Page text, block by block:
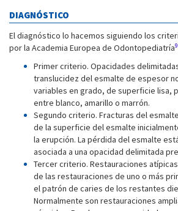
DIAGNÓSTICO
El diagnóstico lo hacemos siguiendo los
por la Academia Europea de Odontopediatría9
Primer criterio. Opacidades
translucidez del esmalte de espesor
variables en grado, de superficie lisa,
entre blanco, amarillo o marrón.
Segundo criterio. Fracturas del
de la superficie del esmalte
la erupción. La pérdida del esmalte
asociada a una opacidad delimitada
Tercer criterio. Restauraciones
de las restauraciones de uno o más
el patrón de caries de los restantes
Normalmente son restauraciones